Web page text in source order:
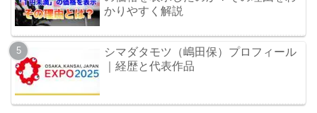
かりやすく解説
シマダタモツ（嶋田保）プロフィール
｜経歴と代表作品